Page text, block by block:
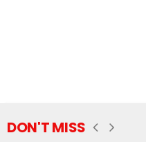
DON'T MISS